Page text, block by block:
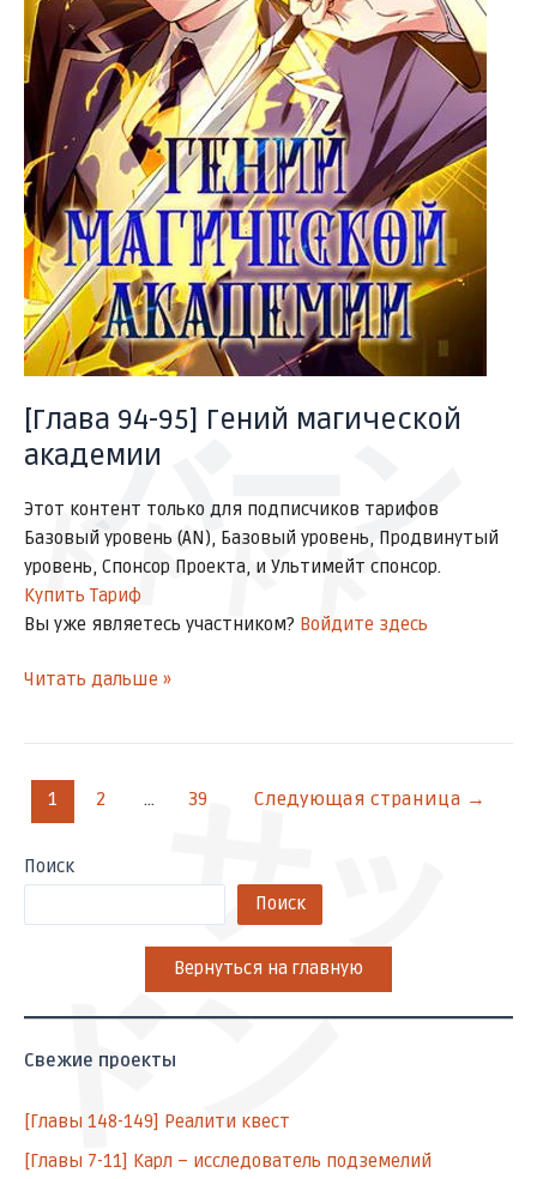
ドン
ドドドド
ドン
シーン
バーン
サッ
[Глава 94-95] Гений магической
академии
Этот контент только для подписчиков тарифов
Базовый уровень (AN), Базовый уровень, Продвинутый
уровень, Спонсор Проекта, и Ультимейт спонсор.
Купить Тариф
Вы уже являетесь участником? Войдите здесь
Читать дальше »
1 2 … 39 Следующая страница →
Поиск
Поиск
Вернуться на главную
Свежие проекты
[Главы 148-149] Реалити квест
[Главы 7-11] Карл – исследователь подземелий